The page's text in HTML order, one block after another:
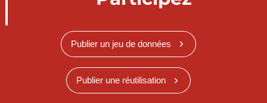
Publier un jeu de données
Publier une réutilisation